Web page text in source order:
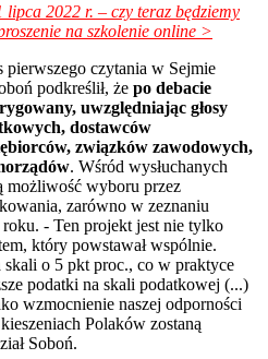
2022 r. – czy teraz będziemy
na szkolenie online >
pierwszego czytania w Sejmie
podkreślił, że po debacie
uwzględniając głosy
dostawców
związków zawodowych,
. Wśród wysłuchanych
możliwość wyboru przez
zarówno w zeznaniu
- Ten projekt jest nie tylko
który powstawał wspólnie.
o 5 pkt proc., co w praktyce
podatki na skali podatkowej (...)
wzmocnienie naszej odporności
Polaków zostaną
Soboń.